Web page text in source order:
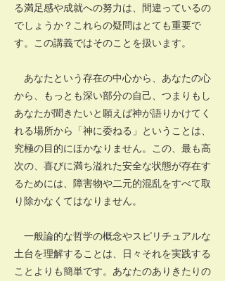
る満足感や成就への努力は、間違っているの
でしょうか？これらの疑問はとても重要で
す。この講義ではそのことを扱います。
あなたという存在の中心から、あなたの心
から、もっとも深い部分の自己、つまりもし
あなたが聞きたいと願えば神が語りかけてく
れる場所から「神に委ねる」ということは、
究極の目的にほかなりません。この、最も高
次の、喜びに満ち溢れた安全な状態が存在す
るためには、障害物や二元的混乱をすべて取
り除かなくてはなりません。
一般論的な哲学の概念やスピリチュアルな
土台を理解することは、日々それを実践する
ことよりも簡単です。あなたのありきたりの